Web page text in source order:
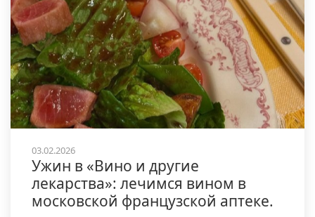
03.02.2026
Ужин в «Вино и другие
лекарства»: лечимся вином в
московской французской аптеке.